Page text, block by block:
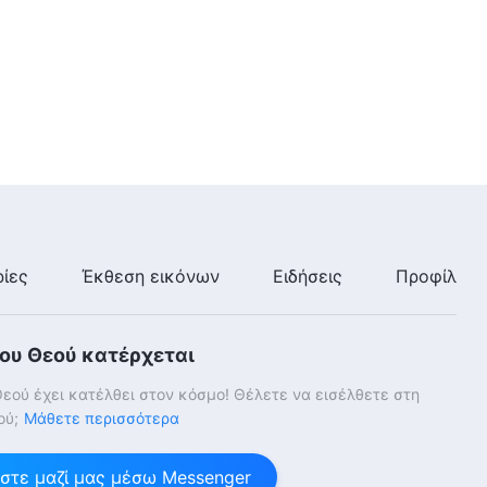
Έκθεση εικόνων Ειδήσεις Προφίλ
Θεού κατέρχεται
έχει κατέλθει στον κόσμο! Θέλετε να εισέλθετε στη
Μάθετε περισσότερα
μαζί μας μέσω Messenger